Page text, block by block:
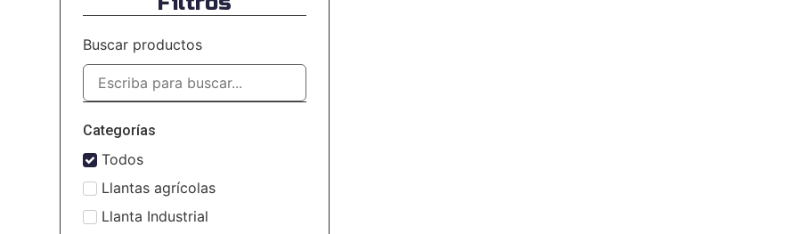
Buscar productos
Categorías
Todos
Llantas agrícolas
Llanta Industrial